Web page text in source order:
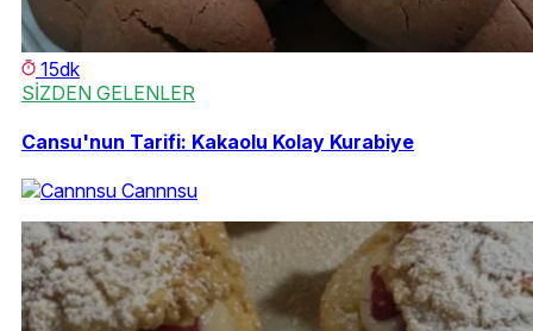
15dk
SİZDEN GELENLER
Cansu'nun Tarifi: Kakaolu Kolay Kurabiye
Cannnsu